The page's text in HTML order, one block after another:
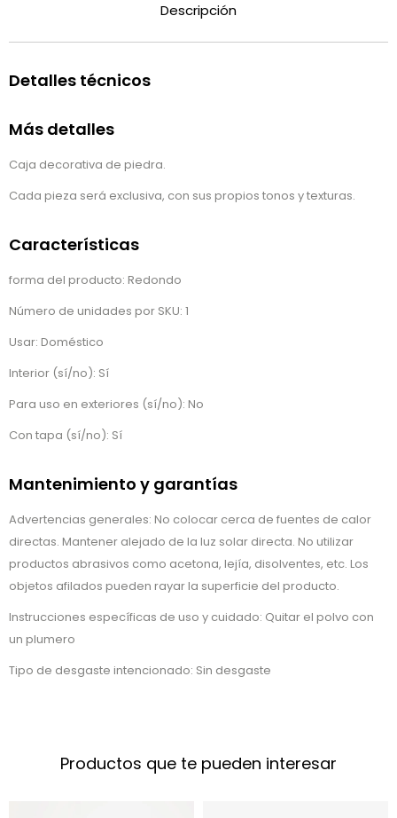
Descripción
Detalles técnicos
Más detalles
Caja decorativa de piedra.
Cada pieza será exclusiva, con sus propios tonos y texturas.
Características
forma del producto: Redondo
Número de unidades por SKU: 1
Usar: Doméstico
Interior (sí/no): Sí
Para uso en exteriores (sí/no): No
Con tapa (sí/no): Sí
Mantenimiento y garantías
Advertencias generales: No colocar cerca de fuentes de calor
directas. Mantener alejado de la luz solar directa. No utilizar
productos abrasivos como acetona, lejía, disolventes, etc. Los
objetos afilados pueden rayar la superficie del producto.
Instrucciones específicas de uso y cuidado: Quitar el polvo con
un plumero
Tipo de desgaste intencionado: Sin desgaste
Productos que te pueden interesar